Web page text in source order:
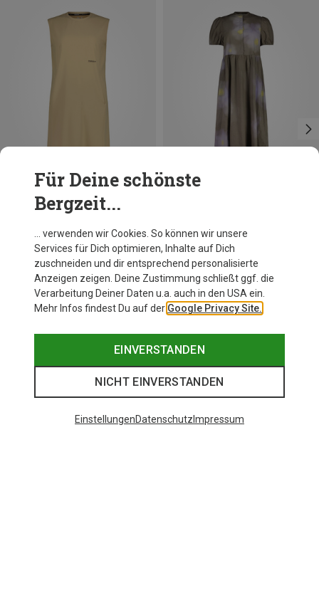
Du sparst 52%
Für Deine schönste
Bergzeit...
… verwenden wir Cookies. So können wir unsere
Services für Dich optimieren, Inhalte auf Dich
zuschneiden und dir entsprechend personalisierte
Anzeigen zeigen. Deine Zustimmung schließt ggf. die
Verarbeitung Deiner Daten u.a. auch in den USA ein.
Mehr Infos findest Du auf der Google Privacy Site.
EINVERSTANDEN
NICHT EINVERSTANDEN
EinstellungenDatenschutz Impressum